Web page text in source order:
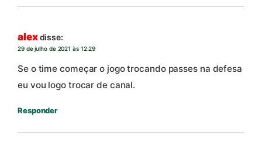
alexdisse:
29 de julho de 2021 às 12:29
Se o time começar o jogo trocando passes na defesa
eu vou logo trocar de canal.
Responder